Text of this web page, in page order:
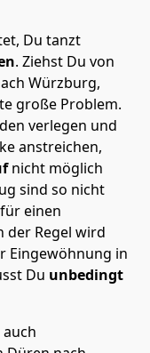
Du tanzt
. Ziehst Du von
Würzburg,
große Problem.
verlegen und
anstreichen,
nicht möglich
sind so nicht
für einen
der Regel wird
Eingewöhnung in
Du unbedingt